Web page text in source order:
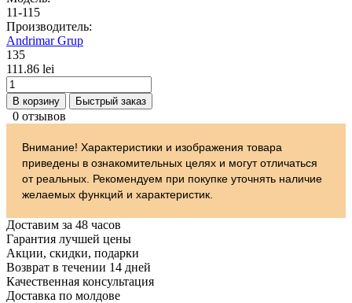
11-115
Производитель:
Andrimar Grup
135
111.86 lei
В корзину Быстрый заказ
0 отзывов
Внимание! Характеристики и изображения товара
приведены в ознакомительных целях и могут отличаться
от реальных. Рекомендуем при покупке уточнять наличие
желаемых функций и характеристик.
Доставим за 48 часов
Гарантия лучшей цены
Акции, скидки, подарки
Возврат в течении 14 дней
Качественная консультация
Доставка по молдове